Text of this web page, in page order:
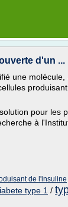
d'un ...
une molécule,
pour les
à
de l'insuline
type 1 /